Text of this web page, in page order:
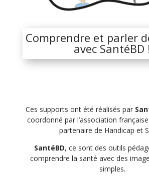
Comprendre et parler
avec SantéBD
Ces supports ont été réalisés par
coordonné par l’association
partenaire de Handicap et
SantéBD, ce sont des outils
comprendre la santé avec des
simples.